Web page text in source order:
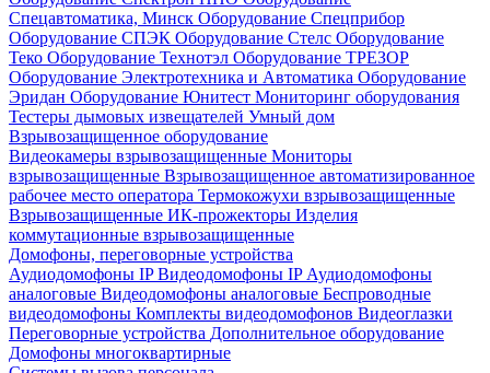
Спецавтоматика, Минск Оборудование Спецприбор
Оборудование СПЭК Оборудование Стелс Оборудование
Теко Оборудование Технотэл Оборудование ТРЕЗОР
Оборудование Электротехника и Автоматика Оборудование
Эридан Оборудование Юнитест Мониторинг оборудования
Тестеры дымовых извещателей Умный дом
Взрывозащищенное оборудование
Видеокамеры взрывозащищенные Мониторы
взрывозащищенные Взрывозащищенное автоматизированное
рабочее место оператора Термокожухи взрывозащищенные
Взрывозащищенные ИК-прожекторы Изделия
коммутационные взрывозащищенные
Домофоны, переговорные устройства
Аудиодомофоны IPВидеодомофоны IP Аудиодомофоны
аналоговые Видеодомофоны аналоговые Беспроводные
видеодомофоны Комплекты видеодомофонов Видеоглазки
Переговорные устройства Дополнительное оборудование
Домофоны многоквартирные